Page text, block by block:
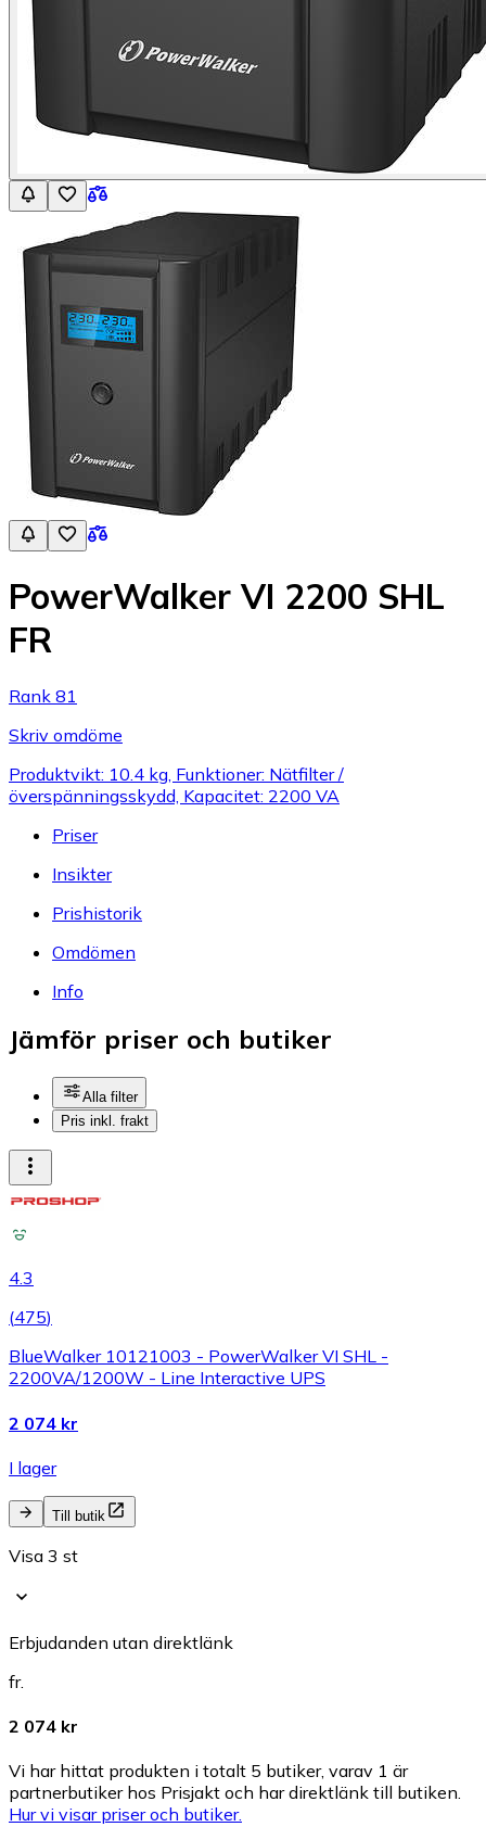
PowerWalker VI 2200 SHL
FR
Rank 81
Skriv omdöme
Produktvikt: 10.4 kg, Funktioner: Nätfilter /
överspänningsskydd, Kapacitet: 2200 VA
Priser
Insikter
Prishistorik
Omdömen
Info
Jämför priser och butiker
Alla filter
Pris inkl. frakt
4.3
(475)
BlueWalker 10121003 - PowerWalker VI SHL -
2200VA/1200W - Line Interactive UPS
2 074 kr
I lager
Till butik
Visa 3 st
Erbjudanden utan direktlänk
fr.
2 074 kr
Vi har hittat produkten i totalt 5 butiker, varav 1 är
partnerbutiker hos Prisjakt och har direktlänk till butiken.
Hur vi visar priser och butiker.